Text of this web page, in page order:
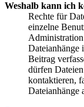
Weshalb kann ich
Rechte für
einzelne
Dateianhänge
Beitrag
dürfen
kontaktieren,
Dateianhänge